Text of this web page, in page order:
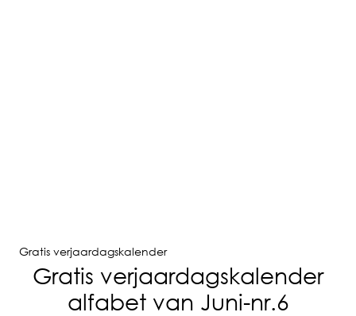
Gratis verjaardagskalender
Gratis verjaardagskalender
alfabet van Juni-nr.6